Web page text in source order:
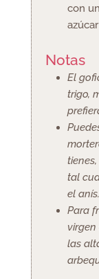
con
Notas
El
trigo,
tal
el anís.
Para
las